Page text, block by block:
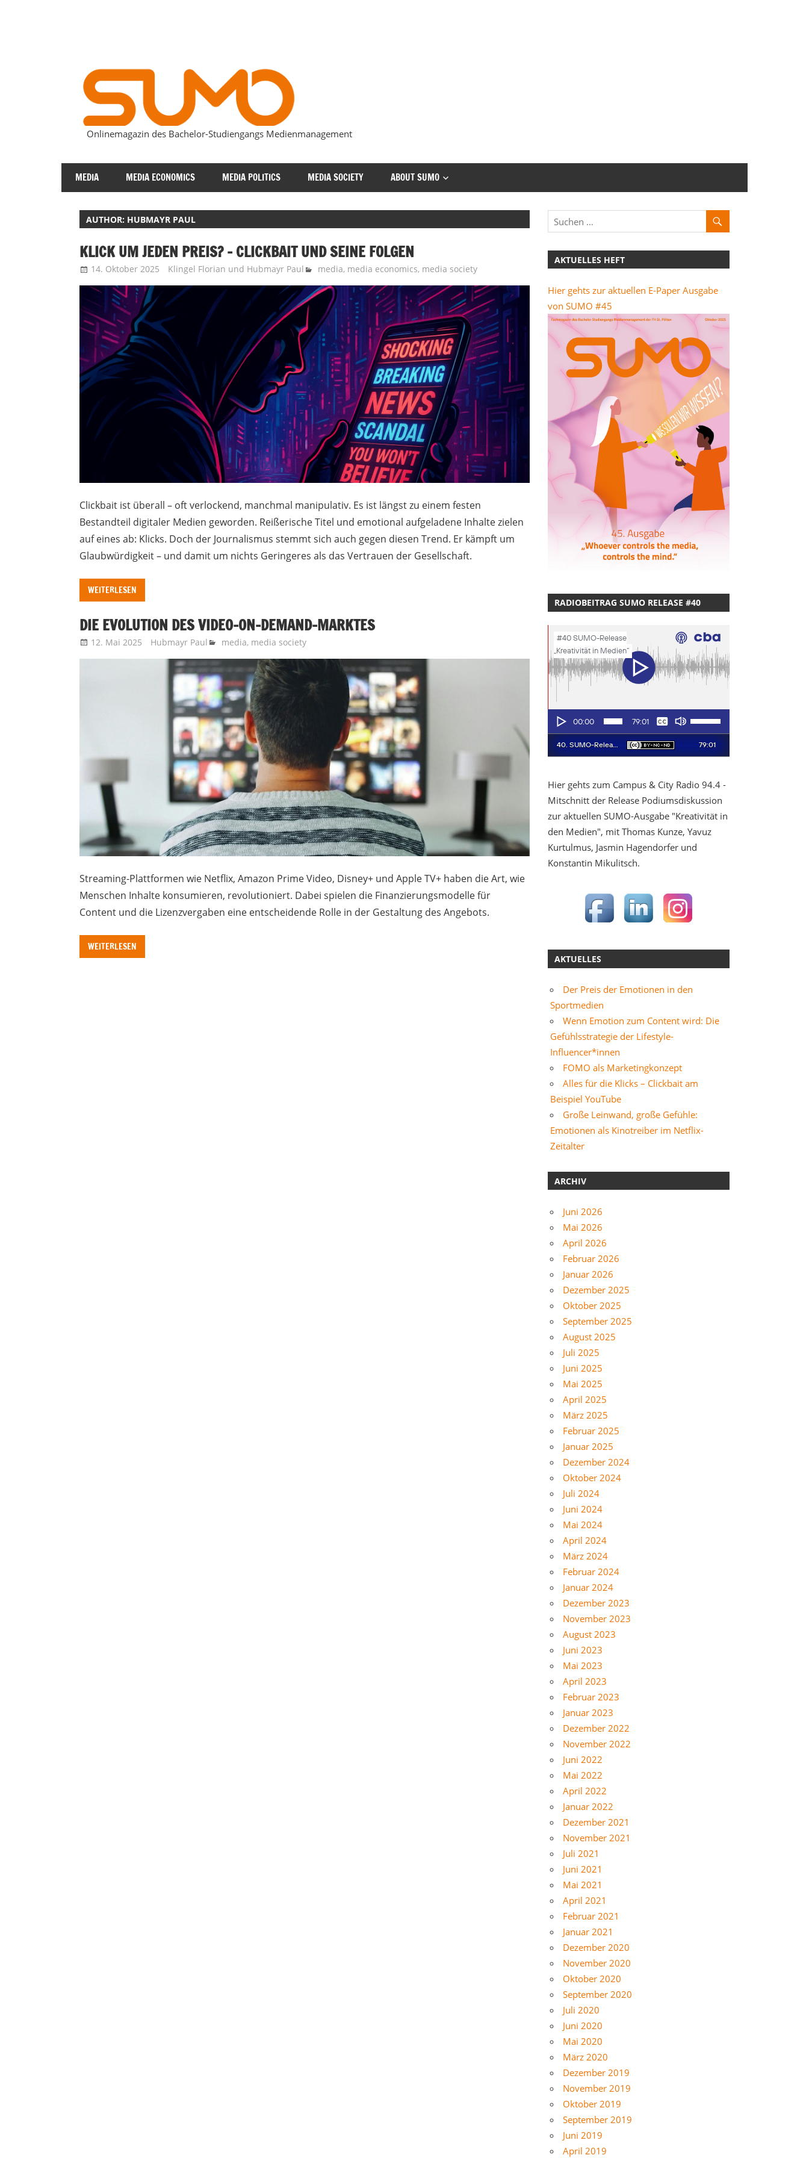
SUMOmag
Onlinemagazin des Bachelor-Studiengangs Medienmanagement
MEDIA MEDIA ECONOMICS MEDIA POLITICS MEDIA SOCIETY ABOUT SUMO
AUTHOR: HUBMAYR PAUL
KLICK UM JEDEN PREIS? – CLICKBAIT UND SEINE FOLGEN
14. Oktober 2025 Klingel Florian und Hubmayr Paul media, media economics, media society
Clickbait ist überall – oft verlockend, manchmal manipulativ. Es ist längst zu einem festen
Bestandteil digitaler Medien geworden. Reißerische Titel und emotional aufgeladene Inhalte zielen
auf eines ab: Klicks. Doch der Journalismus stemmt sich auch gegen diesen Trend. Er kämpft um
Glaubwürdigkeit – und damit um nichts Geringeres als das Vertrauen der Gesellschaft.
WEITERLESEN
DIE EVOLUTION DES VIDEO-ON-DEMAND-MARKTES
12. Mai 2025 Hubmayr Paul media, media society
Streaming-Plattformen wie Netflix, Amazon Prime Video, Disney+ und Apple TV+ haben die Art, wie
Menschen Inhalte konsumieren, revolutioniert. Dabei spielen die Finanzierungsmodelle für
Content und die Lizenzvergaben eine entscheidende Rolle in der Gestaltung des Angebots.
WEITERLESEN
AKTUELLES HEFT
Hier gehts zur aktuellen E-Paper Ausgabe
von SUMO #45
RADIOBEITRAG SUMO RELEASE #40
Hier gehts zum Campus & City Radio 94.4 -
Mitschnitt der Release Podiumsdiskussion
zur aktuellen SUMO-Ausgabe "Kreativität in
den Medien", mit Thomas Kunze, Yavuz
Kurtulmus, Jasmin Hagendorfer und
Konstantin Mikulitsch.
AKTUELLES
Der Preis der Emotionen in den
Sportmedien
Wenn Emotion zum Content wird: Die
Gefühlsstrategie der Lifestyle-
Influencer*innen
FOMO als Marketingkonzept
Alles für die Klicks – Clickbait am
Beispiel YouTube
Große Leinwand, große Gefühle:
Emotionen als Kinotreiber im Netflix-
Zeitalter
ARCHIV
Juni 2026
Mai 2026
April 2026
Februar 2026
Januar 2026
Dezember 2025
Oktober 2025
September 2025
August 2025
Juli 2025
Juni 2025
Mai 2025
April 2025
März 2025
Februar 2025
Januar 2025
Dezember 2024
Oktober 2024
Juli 2024
Juni 2024
Mai 2024
April 2024
März 2024
Februar 2024
Januar 2024
Dezember 2023
November 2023
August 2023
Juni 2023
Mai 2023
April 2023
Februar 2023
Januar 2023
Dezember 2022
November 2022
Juni 2022
Mai 2022
April 2022
Januar 2022
Dezember 2021
November 2021
Juli 2021
Juni 2021
Mai 2021
April 2021
Februar 2021
Januar 2021
Dezember 2020
November 2020
Oktober 2020
September 2020
Juli 2020
Juni 2020
Mai 2020
März 2020
Dezember 2019
November 2019
Oktober 2019
September 2019
Juni 2019
April 2019